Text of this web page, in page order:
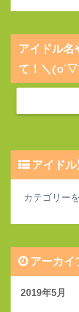
アイドル名
て！＼
アイドル
アーカイ
2019年5月